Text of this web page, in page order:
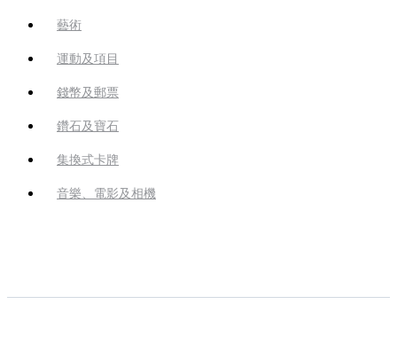
藝術
運動及項目
錢幣及郵票
鑽石及寶石
集換式卡牌
音樂、電影及相機